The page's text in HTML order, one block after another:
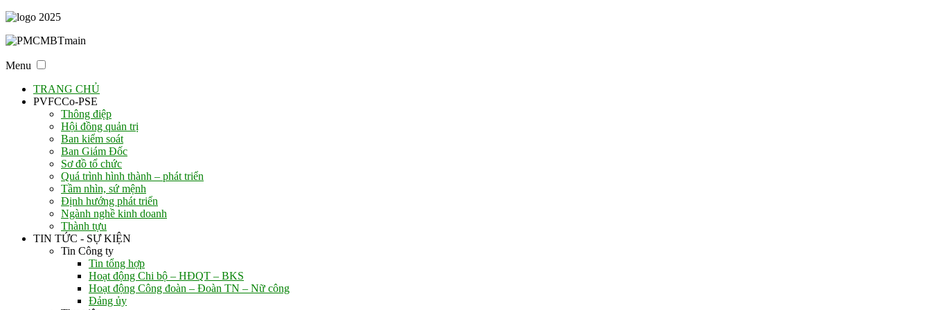
Menu
TRANG CHỦ
PVFCCo-PSE
Thông điệp
Hội đồng quản trị
Ban kiểm soát
Ban Giám Đốc
Sơ đồ tổ chức
Quá trình hình thành – phát triển
Tầm nhìn, sứ mệnh
Định hướng phát triển
Ngành nghề kinh doanh
Thành tựu
TIN TỨC - SỰ KIỆN
Tin Công ty
Tin tổng hợp
Hoạt động Chi bộ – HĐQT – BKS
Hoạt động Công đoàn – Đoàn TN – Nữ công
Đảng ủy